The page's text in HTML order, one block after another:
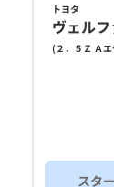
トヨタ
ヴェル
( ２．５Ｚ Ａ
スタ